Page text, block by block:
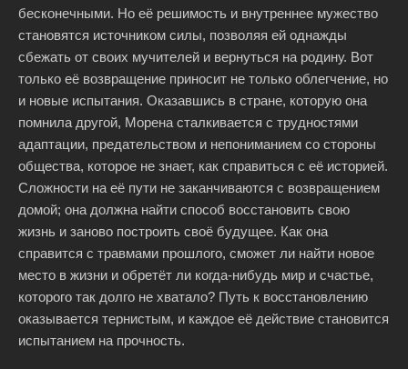
бесконечными. Но её решимость и внутреннее мужество
становятся источником силы, позволяя ей однажды
сбежать от своих мучителей и вернуться на родину. Вот
только её возвращение приносит не только облегчение, но
и новые испытания. Оказавшись в стране, которую она
помнила другой, Морена сталкивается с трудностями
адаптации, предательством и непониманием со стороны
общества, которое не знает, как справиться с её историей.
Сложности на её пути не заканчиваются с возвращением
домой; она должна найти способ восстановить свою
жизнь и заново построить своё будущее. Как она
справится с травмами прошлого, сможет ли найти новое
место в жизни и обретёт ли когда-нибудь мир и счастье,
которого так долго не хватало? Путь к восстановлению
оказывается тернистым, и каждое её действие становится
испытанием на прочность.